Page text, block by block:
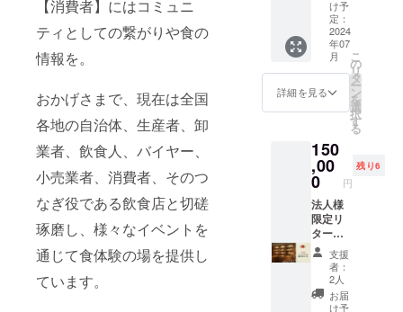
【消費者】にはコミュニ
ティとしての繋がりや食の
情報を。
おかげさまで、現在は全国
各地の自治体、生産者、卸
業者、飲食人、バイヤー、
小売業者、消費者、そのつ
なぎ役である飲食店と切磋
琢磨し、様々なイベントを
通じて食体験の場を提供し
ています。
させて
いただ
きます
※２,
『Miss
SAKE
と新潟
の日本
しむ
会』は7
月12日
(金)18:0
0～を予
定して
おりま
す
20枚
と、
FGJよ
り厳選
したお
品物を
お届け
させて
きま
す。 ※
１, お食
事券の
有効期
限は
2024年
12月末
までと
させて
いただ
きます
け予
定：
2024
年07
月
詳細を見る
こ
の
リ
タ
ー
ン
を
選
択
す
る
150
,00
0 円
残り6
法人様
限定リ
ターン
エント
ランス
での優
先PR権
（３ヶ
支援
者：
2人
お届
け予